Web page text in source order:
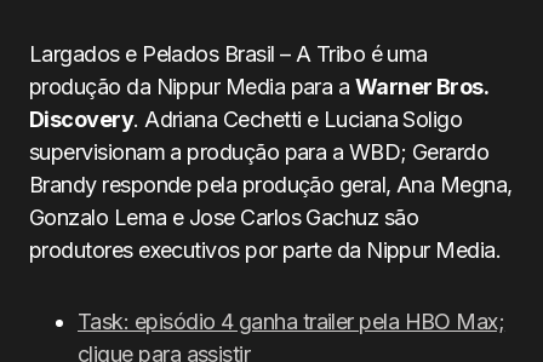
Largados e Pelados Brasil – A Tribo é uma
produção da Nippur Media para a Warner Bros.
Discovery. Adriana Cechetti e Luciana Soligo
supervisionam a produção para a WBD; Gerardo
Brandy responde pela produção geral, Ana Megna,
Gonzalo Lema e Jose Carlos Gachuz são
produtores executivos por parte da Nippur Media.
Task: episódio 4 ganha trailer pela HBO Max;
clique para assistir